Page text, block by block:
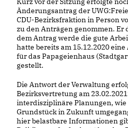
Änderungsantrag der
CDU-Bezirksfraktion in Person
zu den Anträgen genommen.
dem Antrag werde die gute
hatte bereits am 15.12.2020
für das Papageienhaus
gestellt.
Die Antwort der Verwaltung
Bezirksvertretung am
interdisziplinäre Planungen,
Grundstück in Zukunft
hier belastbare Informationen